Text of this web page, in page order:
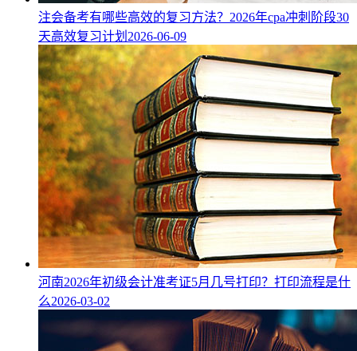
注会备考有哪些高效的复习方法？2026年cpa冲刺阶段30
天高效复习计划 2026-06-09
河南2026年初级会计准考证5月几号打印？打印流程是什
么2026-03-02